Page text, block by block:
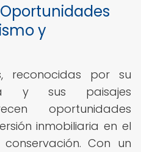
y
reconocidas por su
y sus paisajes
oportunidades
inmobiliaria en el
Con un